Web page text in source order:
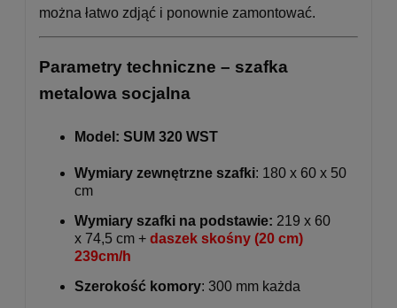
można łatwo zdjąć i ponownie zamontować.
Parametry techniczne – szafka
metalowa socjalna
Model: SUM 320 WST
Wymiary zewnętrzne szafki: 180 x 60 x 50
cm
Wymiary szafki na podstawie: 219 x 60
x 74,5 cm + daszek skośny (20 cm)
239cm/h
Szerokość komory: 300 mm każda